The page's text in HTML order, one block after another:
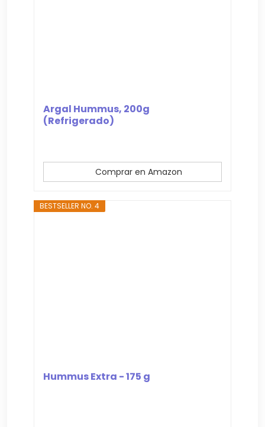
Argal Hummus, 200g
(Refrigerado)
Comprar en Amazon
BESTSELLER NO. 4
Hummus Extra - 175 g